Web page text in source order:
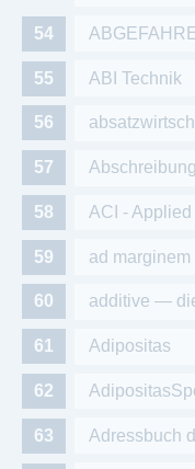
ABI Technik
ACI -
ad marginem
additive —
Adipositas
Adressbuch